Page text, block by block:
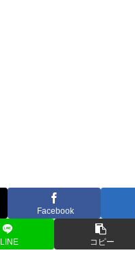
Facebook
LINE コピー